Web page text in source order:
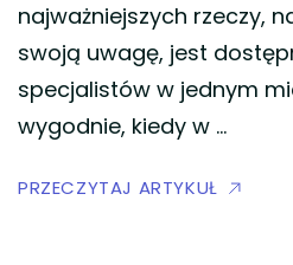
najważniejszych rzeczy,
swoją uwagę, jest
specjalistów w jednym
wygodnie, kiedy w …
PRZECZYTAJ ARTYKUŁ